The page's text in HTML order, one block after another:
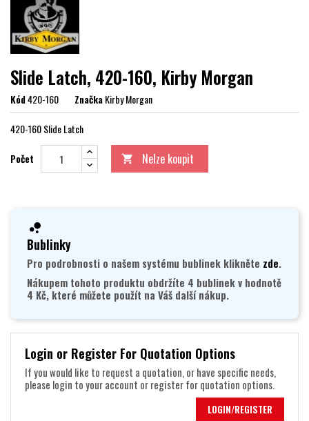
Slide Latch, 420-160, Kirby Morgan
Kód420-160 ZnačkaKirby Morgan
420-160 Slide Latch
Počet  Nelze koupit
Bublinky
Pro podrobnosti o našem systému bublinek klikněte zde.
Nákupem tohoto produktu obdržíte 4 bublinek v hodnotě
4 Kč, které můžete použít na Váš další nákup.
Login or Register For Quotation Options
If you would like to request a quotation, or have specific needs,
please login to your account or register for quotation options.
LOGIN/REGISTER